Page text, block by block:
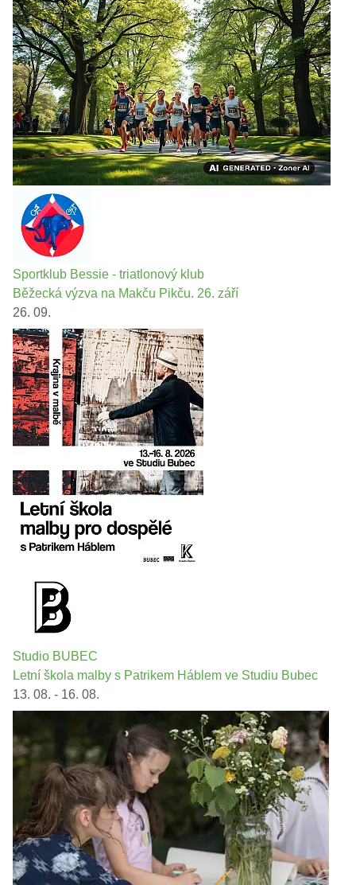
Sportklub Bessie - triatlonový klub
Běžecká výzva na Makču Pikču. 26. září
26. 09.
Studio BUBEC
Letní škola malby s Patrikem Háblem ve Studiu Bubec
13. 08. - 16. 08.